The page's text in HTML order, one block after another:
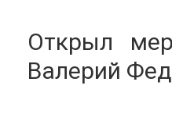
Открыл
Валерий